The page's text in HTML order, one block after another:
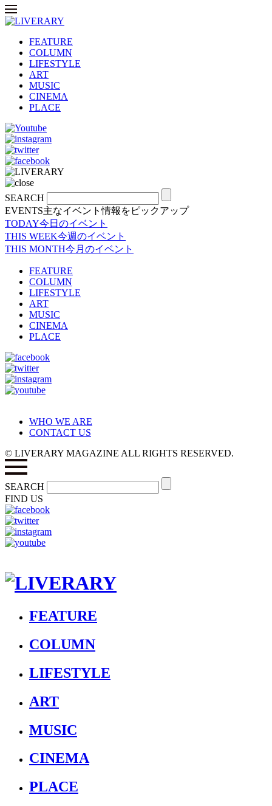
FEATURE
COLUMN
LIFESTYLE
ART
MUSIC
CINEMA
PLACE
SEARCH
EVENTS主なイベント情報をピックアップ
TODAY今日のイベント
THIS WEEK今週のイベント
THIS MONTH今月のイベント
FEATURE
COLUMN
LIFESTYLE
ART
MUSIC
CINEMA
PLACE
WHO WE ARE
CONTACT US
© LIVERARY MAGAZINE ALL RIGHTS RESERVED.
SEARCH
FIND US
FEATURE
COLUMN
LIFESTYLE
ART
MUSIC
CINEMA
PLACE